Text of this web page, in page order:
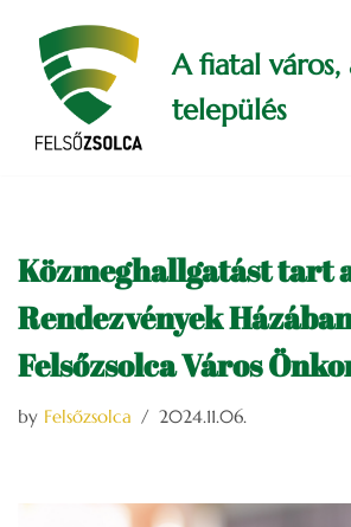
Skip
content
A fiatal város,
település
Közmeghallgatást tart
Rendezvények
Felsőzsolca Város
by Felsőzsolca 2024.11.06.